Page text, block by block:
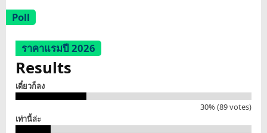
Poll
ราคาแรมปี 2026
Results
เดี๋ยวก็ลง
30% (89 votes)
เท่านี้ล่ะ